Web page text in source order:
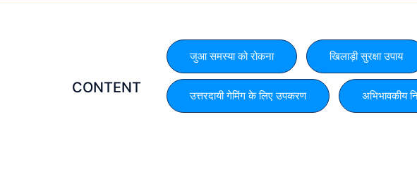
CONTENT
जुआ समस्या को रोकना खिलाड़ी सुरक्षा उपाय
उत्तरदायी गेमिंग के लिए उपकरण अभिभावकीय